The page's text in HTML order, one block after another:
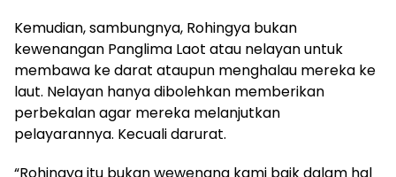
Kemudian, sambungnya, Rohingya bukan
kewenangan Panglima Laot atau nelayan untuk
membawa ke darat ataupun menghalau mereka ke
laut. Nelayan hanya dibolehkan memberikan
perbekalan agar mereka melanjutkan
pelayarannya. Kecuali darurat.